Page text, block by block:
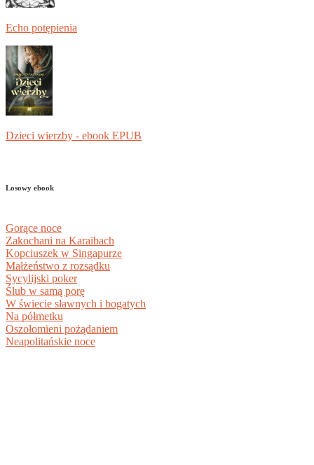
Echo potępienia
Dzieci wierzby - ebook EPUB
Losowy ebook
Gorące noce
Zakochani na Karaibach
Kopciuszek w Singapurze
Małżeństwo z rozsądku
Sycylijski poker
Ślub w samą porę
W świecie sławnych i bogatych
Na półmetku
Oszołomieni pożądaniem
Neapolitańskie noce